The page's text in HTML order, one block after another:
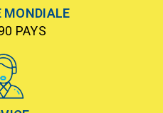
MONDIALE
PAYS